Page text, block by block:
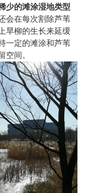
少的滩涂湿地类型
会在每次割除芦苇
旱柳的生长来延缓
一定的滩涂和芦苇
空间。